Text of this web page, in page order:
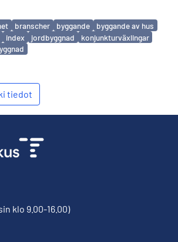
branscher byggande
byggande av hus
index jordbyggnad
konjunkturväxlingar
tiedot
klo 9.00-16.00)